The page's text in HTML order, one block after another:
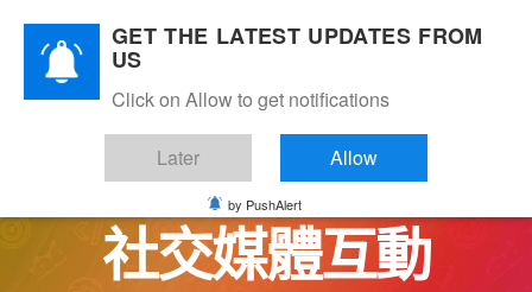
Skip
content
社交媒體互動
GET THE LATEST UPDATES FROM
US
Click on Allow to get notifications
Later Allow
by PushAlert